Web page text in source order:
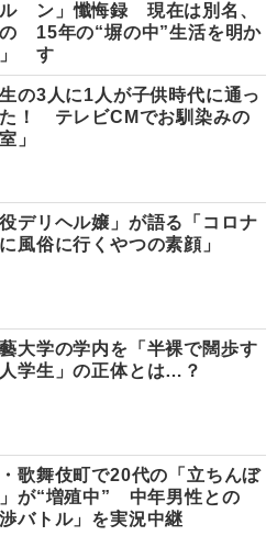
ン」懺悔録 現在は別名、
15年の“塀の中”生活を明か
す
の3人に1人が子供時代に通っ
！ テレビCMでお馴染みの
」
役デリヘル嬢」が語る「コロナ
風俗に行くやつの素顔」
大学の学内を「半裸で闊歩す
学生」の正体とは…？
歌舞伎町で20代の「立ちんぼ
が“増殖中” 中年男性との
渉バトル」を実況中継